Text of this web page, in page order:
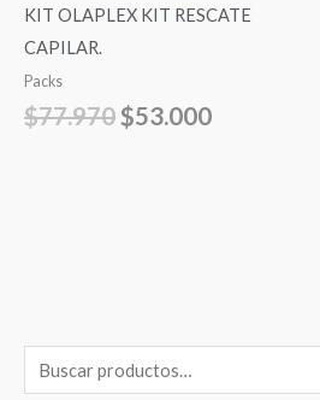
KIT OLAPLEX KIT RESCATE
CAPILAR.
Packs
$77.970 $53.000